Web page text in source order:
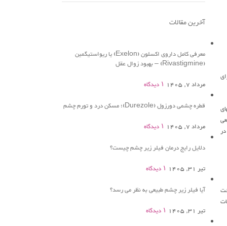
ضایعات
آخرین مقالات
معرفی کامل داروی اکسلون (Exelon) یا ریواستیگمین
(Rivastigmine) – بهبود زوال عقل
مرداد 7, 1405
۱ دیدگاه
قطره چشمی دورزول (Durezole)؛ مسکن درد و تورم چشم
مرداد 7, 1405
۱ دیدگاه
دلایل رایج درمان فیلر زیر چشم چیست؟
تیر 31, 1405
۱ دیدگاه
آیا فیلر زیر چشم طبیعی به نظر می رسد؟
تیر 31, 1405
۱ دیدگاه